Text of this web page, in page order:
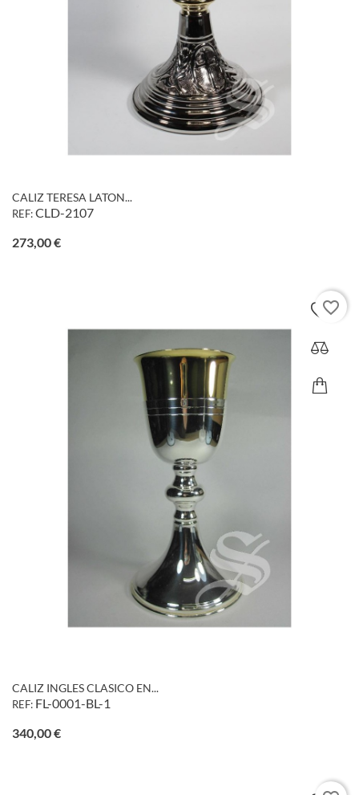
CALIZ TERESA LATON...
REF:CLD-2107
273,00 €Precio
CALIZ INGLES CLASICO EN...
REF: FL-0001-BL-1
340,00 €Precio
favorite_border